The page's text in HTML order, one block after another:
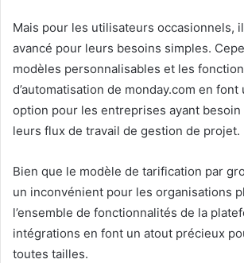
Mais pour les utilisateurs occasionnels,
avancé pour leurs besoins simples.
modèles personnalisables et les
d’automatisation de monday.com en
option pour les entreprises ayant
leurs flux de travail de gestion de projet.
Bien que le modèle de tarification par
un inconvénient pour les organisations
l’ensemble de fonctionnalités de la
intégrations en font un atout précieux
toutes tailles.